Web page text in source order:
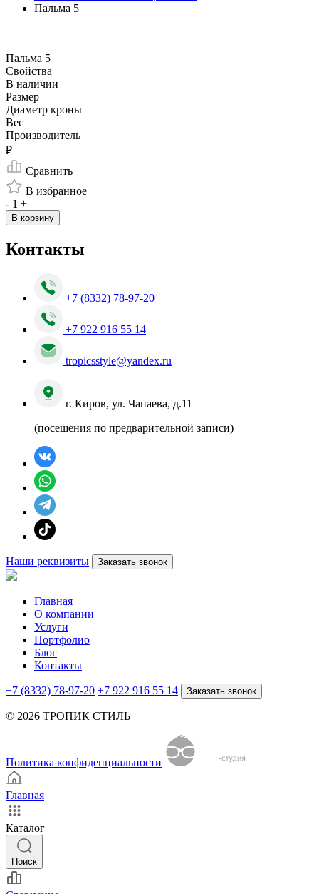
Пальма 5
Пальма 5
Свойства
В наличии
Размер
Диаметр кроны
Вес
Производитель
₽
Сравнить
В избранное
- 1 +
В корзину
Контакты
+7 (8332) 78-97-20
+7 922 916 55 14
tropicsstyle@yandex.ru
г. Киров, ул. Чапаева, д.11
(посещения по предварительной записи)
Наши реквизиты Заказать звонок
Главная
О компании
Услуги
Портфолио
Блог
Контакты
+7 (8332) 78-97-20 +7 922 916 55 14 Заказать звонок
© 2026 ТРОПИК СТИЛЬ
Политика конфиденциальности
Главная
Каталог
Поиск